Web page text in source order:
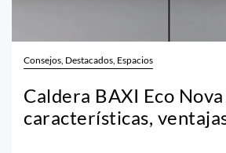
Consejos, Destacados, Espacios
Caldera BAXI Eco
características,